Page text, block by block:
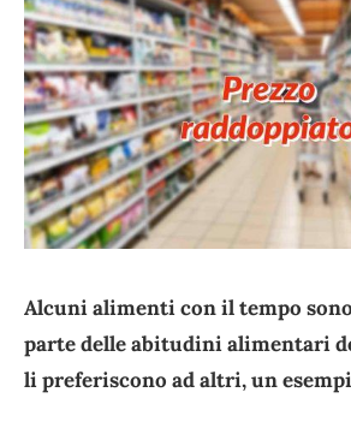
Alcuni alimenti con il tempo
parte delle abitudini alimentari
li preferiscono ad altri, un